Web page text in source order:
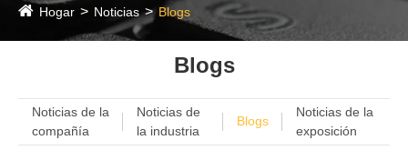
Hogar Noticias Blogs
Blogs
Noticias de la
compañía
Noticias de
la industria
Blogs
Noticias de la
exposición